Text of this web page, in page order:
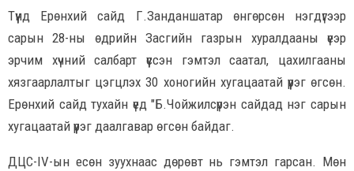
Түүнд Ерөнхий сайд Г.Занданшатар өнгөрсөн нэгдүгээр
сарын 28-ны өдрийн Засгийн газрын хуралдааны үеэр
эрчим хүчний салбарт үүссэн гэмтэл саатал, цахилгааны
хязгаарлалтыг цэгцлэх 30 хоногийн хугацаатай үүрэг өгсөн.
Ерөнхий сайд тухайн үед "Б.Чойжилсүрэн сайдад нэг сарын
хугацаатай үүрэг даалгавар өгсөн байдаг.
ДЦС-IV-ын есөн зуухнаас дөрөвт нь гэмтэл гарсан. Мөн